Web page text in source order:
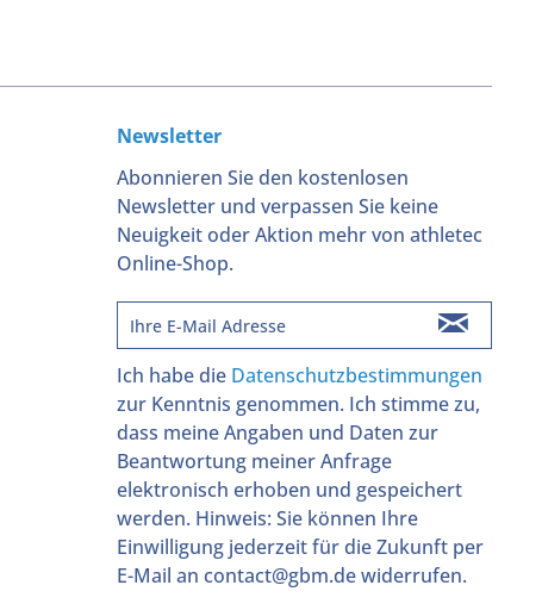
Newsletter
Abonnieren Sie den kostenlosen
Newsletter und verpassen Sie keine
Neuigkeit oder Aktion mehr von athletec
Online-Shop.
Ich habe die Datenschutzbestimmungen
zur Kenntnis genommen. Ich stimme zu,
dass meine Angaben und Daten zur
Beantwortung meiner Anfrage
elektronisch erhoben und gespeichert
werden. Hinweis: Sie können Ihre
Einwilligung jederzeit für die Zukunft per
E-Mail an contact@gbm.de widerrufen.